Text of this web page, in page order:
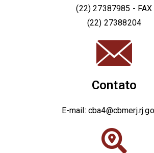
(22) 27387985 - FAX
(22) 27388204
Contato
E-mail: